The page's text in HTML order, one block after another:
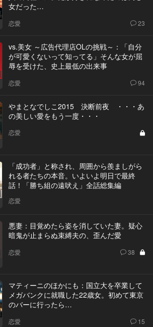
女だった…
恋愛 23
vs.美女 ～広告代理店OLの挑戦～：「自分
が可愛くないって知ってる」そんな女が屈
辱を受けた、史上最低の出来事
恋愛 94
やまとなでしこ2015 決断前夜 ・・・あ
の美しい愛をもう一度・・・
恋愛
「成功者」と称され、周囲から羨ましがら
れる者たちの本音。いよいよ明日で最終
話！「勝ち組の遠吠え」全話総集編
恋愛
悪妻：目覚めたら姿を消していた妻。疑心
暗鬼が止まらぬ束縛夫の、歪んだ愛
恋愛 38
マティーニのほかにも：国立大を卒業して
メガバンクに就職した22歳女。初めて東京
のバーに行ったら…
恋愛 15